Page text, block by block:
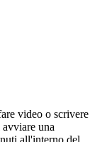
video o scrivere
una
all'interno del